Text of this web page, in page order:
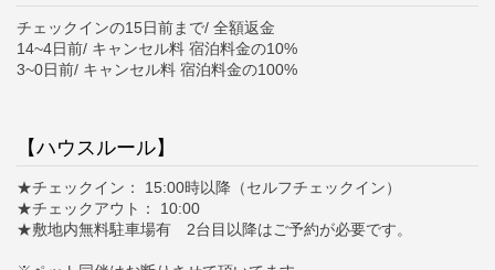
チェックインの15日前まで/ 全額返金
14~4日前/ キャンセル料 宿泊料金の10%
3~0日前/ キャンセル料 宿泊料金の100%
【ハウスルール】
★チェックイン： 15:00時以降（セルフチェックイン）
★チェックアウト： 10:00
★敷地内無料駐車場有 2台目以降はご予約が必要です。